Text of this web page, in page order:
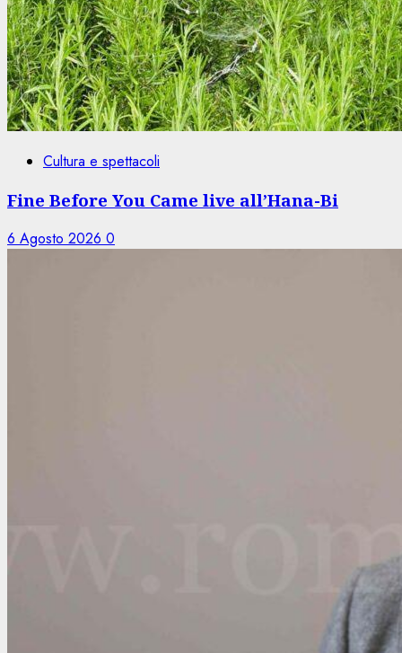
Cultura e spettacoli
Fine Before You Came live all’Hana-Bi
6 Agosto 2026 0